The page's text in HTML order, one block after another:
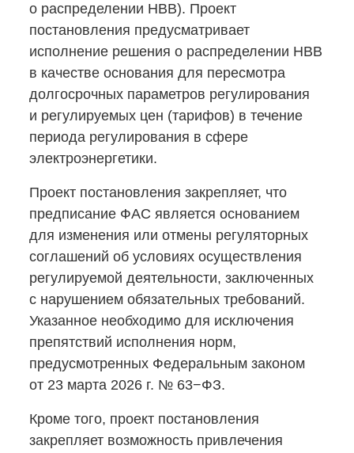
о распределении НВВ). Проект
постановления предусматривает
исполнение решения о распределении НВВ
в качестве основания для пересмотра
долгосрочных параметров регулирования
и регулируемых цен (тарифов) в течение
периода регулирования в сфере
электроэнергетики.
Проект постановления закрепляет, что
предписание ФАС является основанием
для изменения или отмены регуляторных
соглашений об условиях осуществления
регулируемой деятельности, заключенных
с нарушением обязательных требований.
Указанное необходимо для исключения
препятствий исполнения норм,
предусмотренных Федеральным законом
от 23 марта 2026 г. № 63−ФЗ.
Кроме того, проект постановления
закрепляет возможность привлечения